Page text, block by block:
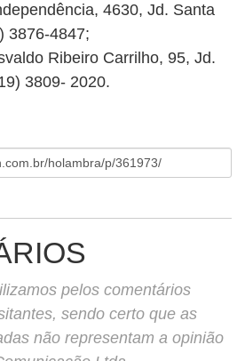
4630, Jd. Santa
3876-4847;
Ribeiro Carrilho, 95, Jd.
3809- 2020.
pelos comentários
sendo certo que as
não representam a opinião